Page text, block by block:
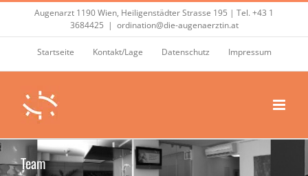
Zum
springen
Augenarzt 1190 Wien, Heiligenstädter Strasse 195 | Tel. +43 1
3684425 | ordination@die-augenaerztin.at
Startseite Kontakt/Lage Datenschutz Impressum
Team